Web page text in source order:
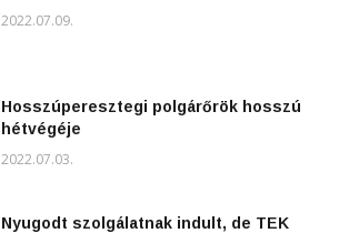
2022.07.09.
Hosszúperesztegi polgárőrök hosszú
hétvégéje
2022.07.03.
Nyugodt szolgálatnak indult, de TEK